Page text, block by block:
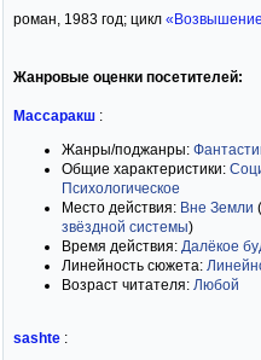
роман, 1983 год; цикл
Жанровые оценки посетителей:
Массаракш :
Жанры/поджанры:
Общие характеристики:
Психологическое
Место действия: Вне Земли (
звёздной системы)
Время действия: Далёкое
Линейность сюжета:
Возраст читателя: Любой
sashte :